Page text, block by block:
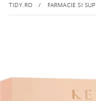
TIDY.RO FARMACIE SI